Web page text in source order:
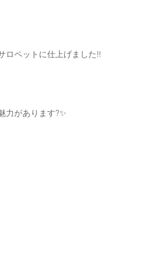
ロペットに仕上げました‼️
力があります?✨